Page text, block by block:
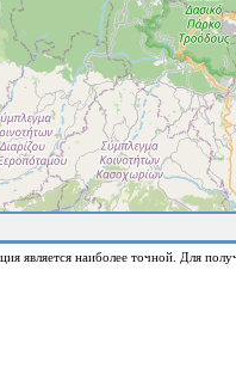
является наиболее точной. Для